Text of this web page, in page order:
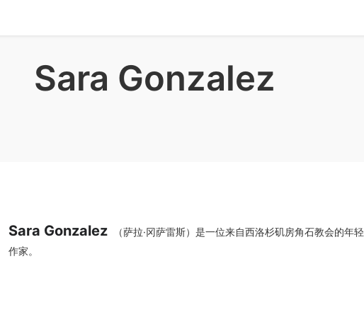
Sara Gonzalez
Sara Gonzalez
（萨拉·冈萨雷斯）是一位来自西洛杉矶房角石教会的年轻
作家。